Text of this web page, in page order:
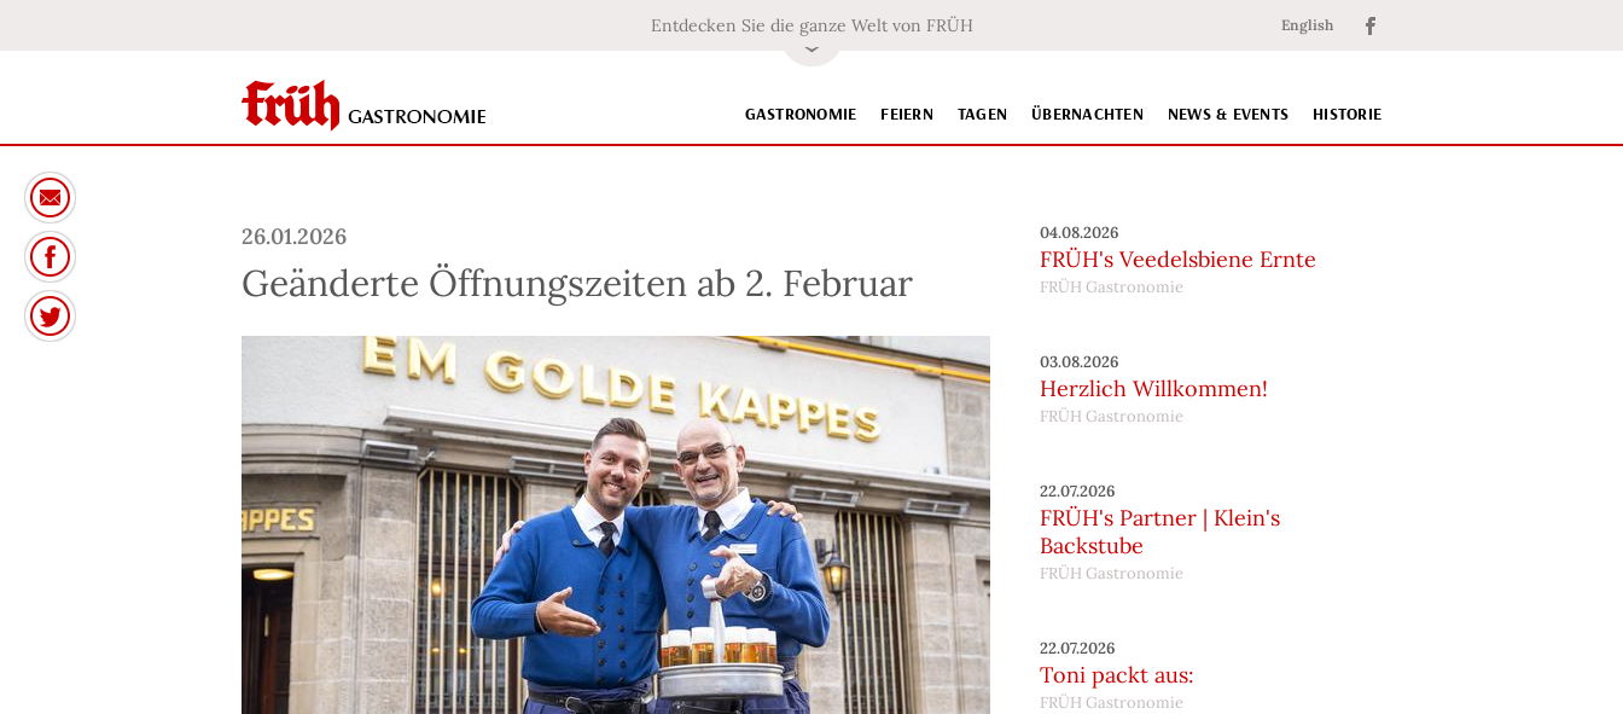
Entdecken Sie die ganze Welt von FRÜH English
GASTRONOMIE FEIERN TAGEN ÜBERNACHTEN NEWS & EVENTS HISTORIE
26.01.2026
Geänderte Öffnungszeiten ab 2. Februar
04.08.2026
FRÜH's Veedelsbiene Ernte
FRÜH Gastronomie
03.08.2026
Herzlich Willkommen!
FRÜH Gastronomie
22.07.2026
FRÜH's Partner | Klein's
Backstube
FRÜH Gastronomie
22.07.2026
Toni packt aus:
FRÜH Gastronomie